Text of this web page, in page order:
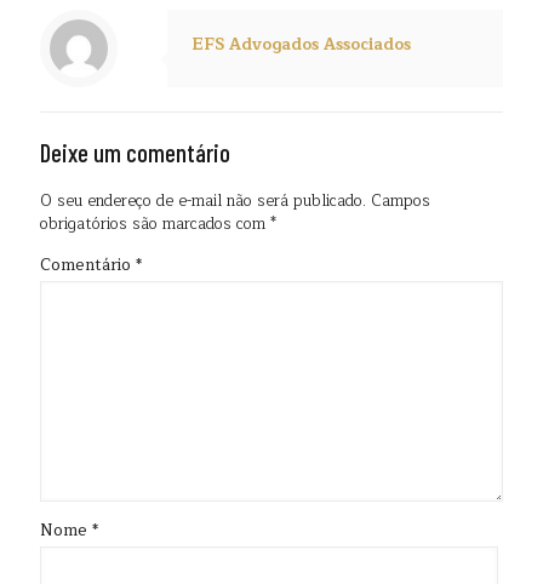
EFS Advogados Associados
Deixe um comentário
O seu endereço de e-mail não será publicado. Campos
obrigatórios são marcados com*
Comentário *
Nome *